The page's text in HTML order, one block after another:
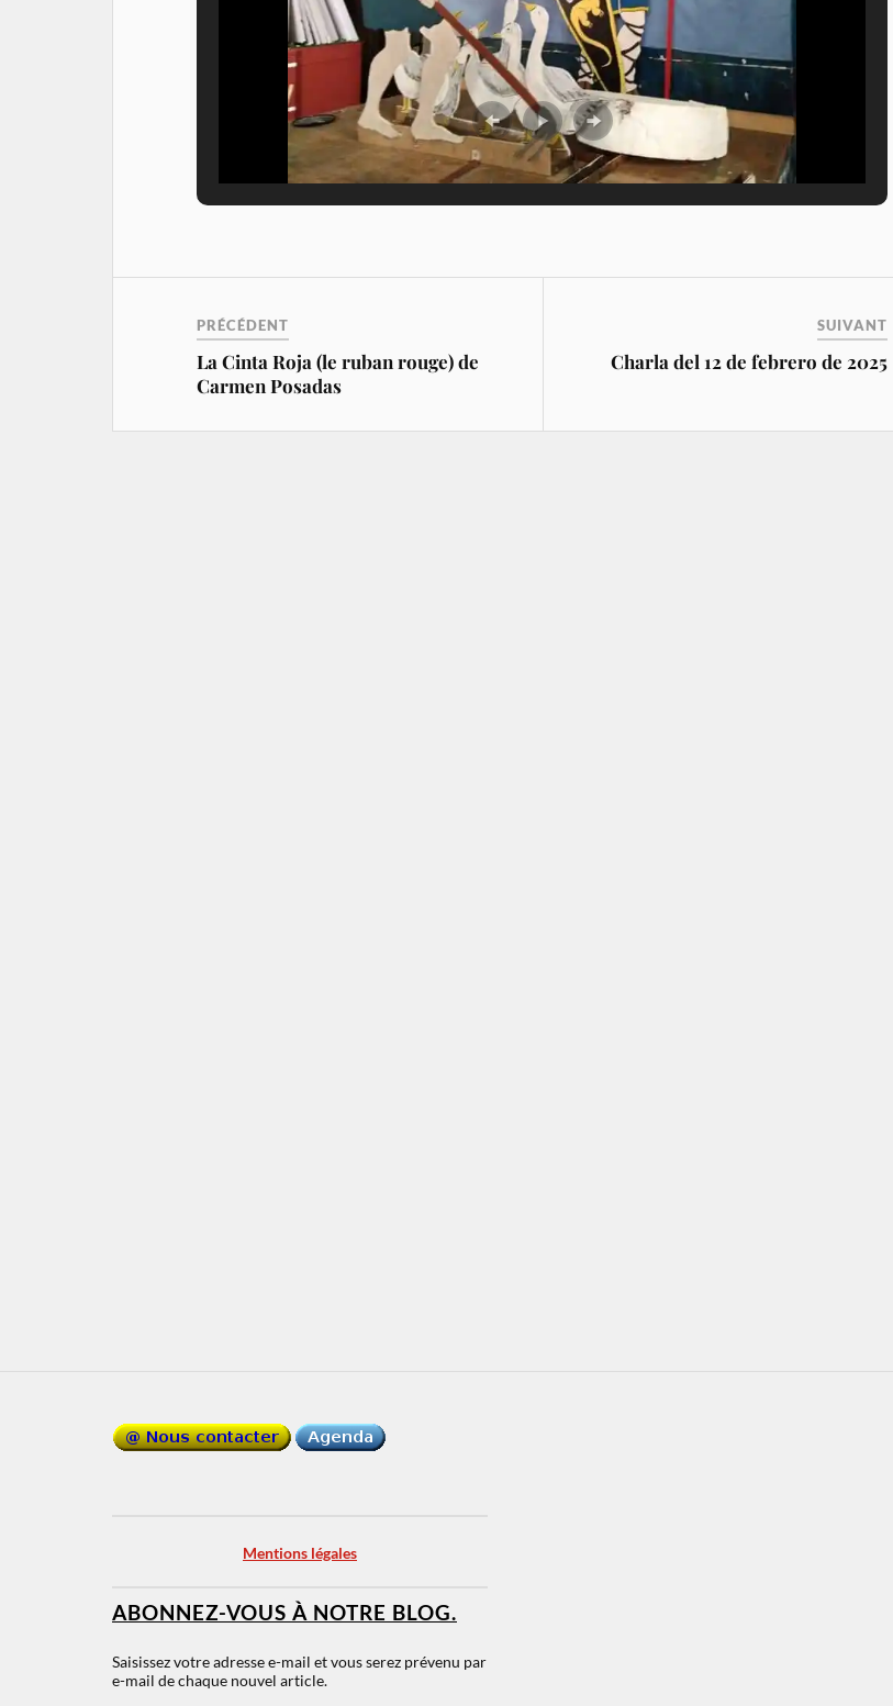
PRÉCÉDENT
La Cinta Roja (le ruban rouge) de
Carmen Posadas
SUIVANT
Charla del 12 de febrero de 2025
Mentions légales
ABONNEZ-VOUS À NOTRE BLOG.
Saisissez votre adresse e-mail et vous serez prévenu par
e-mail de chaque nouvel article.